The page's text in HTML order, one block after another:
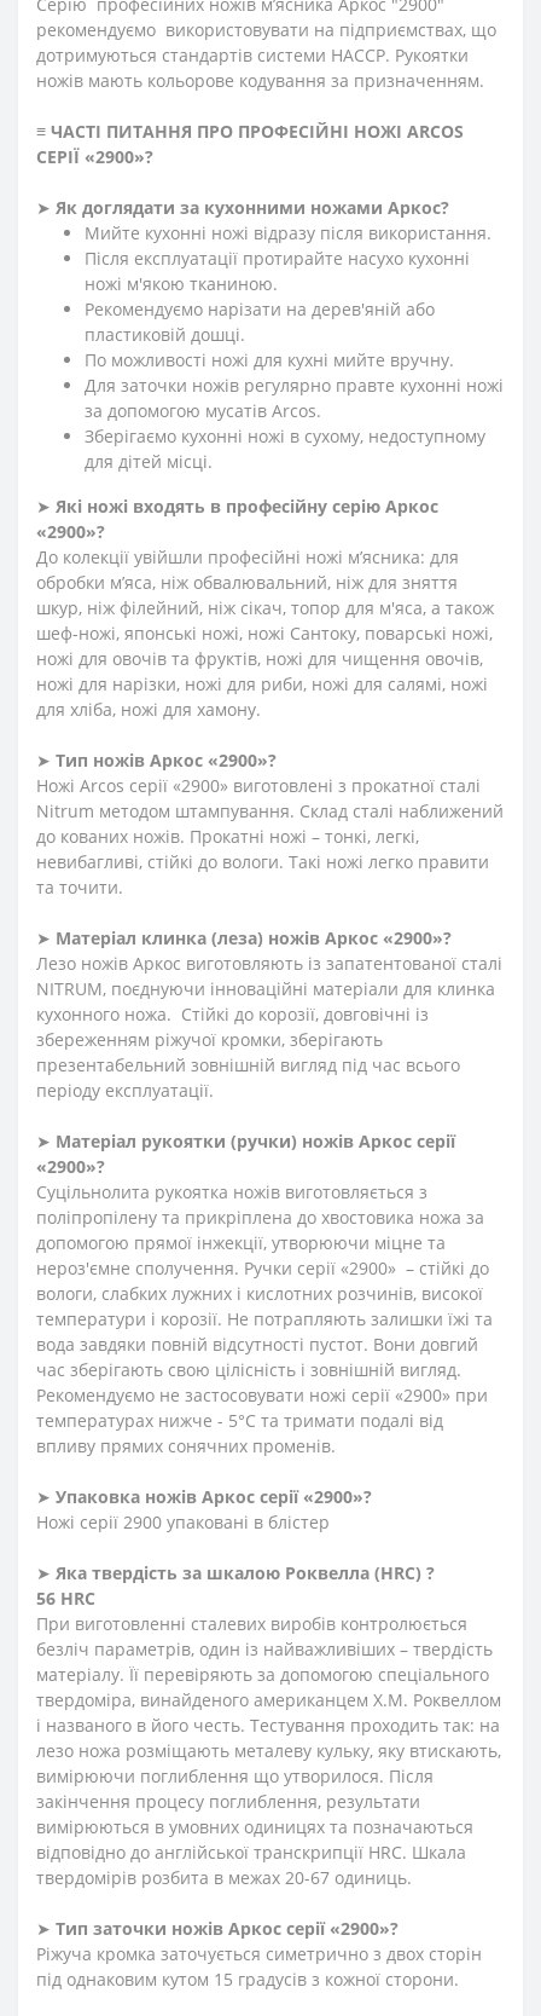
рекомендуємо використовувати на підприємствах, що
дотримуються стандартів системи HACCP. Рукоятки
ножів мають кольорове кодування за призначенням.
≡ ЧАСТІ ПИТАННЯ ПРО ПРОФЕСІЙНІ НОЖІ ARCOS
СЕРІЇ «2900»?
➤ Як доглядати за кухонними ножами Аркос?
Мийте кухонні ножі відразу після використання.
Після експлуатації протирайте насухо кухонні
ножі м'якою тканиною.
Рекомендуємо нарізати на дерев'яній або
пластиковій дошці.
По можливості ножі для кухні мийте вручну.
Для заточки ножів регулярно правте кухонні ножі
за допомогою мусатів Arcos.
Зберігаємо кухонні ножі в сухому, недоступному
для дітей місці.
➤ Які ножі входять в професійну серію Аркос
«2900»?
До колекції увійшли професійні ножі м’ясника: для
обробки м’яса, ніж обвалювальний, ніж для зняття
шкур, ніж філейний, ніж сікач, топор для м'яса, а також
шеф-ножі, японські ножі, ножі Сантоку, поварські ножі,
ножі для овочів та фруктів, ножі для чищення овочів,
ножі для нарізки, ножі для риби, ножі для салямі, ножі
для хліба, ножі для хамону.
➤ Тип ножів Аркос «2900»?
Ножі Arcos серії «2900» виготовлені з прокатної сталі
Nitrum методом штампування. Склад сталі наближений
до кованих ножів. Прокатні ножі – тонкі, легкі,
невибагливі, стійкі до вологи. Такі ножі легко правити
та точити.
➤ Матеріал клинка (леза) ножів Аркос «2900»?
Лезо ножів Аркос виготовляють із запатентованої сталі
NITRUM, поєднуючи інноваційні матеріали для клинка
кухонного ножа. Стійкі до корозії, довговічні із
збереженням ріжучої кромки, зберігають
презентабельний зовнішній вигляд під час всього
періоду експлуатації.
➤ Матеріал рукоятки (ручки) ножів Аркос серії
«2900»?
Суцільнолита рукоятка ножів виготовляється з
поліпропілену та прикріплена до хвостовика ножа за
допомогою прямої інжекції, утворюючи міцне та
нероз'ємне сполучення. Ручки серії «2900» – стійкі до
вологи, слабких лужних і кислотних розчинів, високої
температури і корозії. Не потрапляють залишки їжі та
вода завдяки повній відсутності пустот. Вони довгий
час зберігають свою цілісність і зовнішній вигляд.
Рекомендуємо не застосовувати ножі серії «2900» при
температурах нижче - 5°С та тримати подалі від
впливу прямих сонячних променів.
➤ Упаковка ножів Аркос серії «2900»?
Ножі серії 2900 упаковані в блістер
➤ Яка твердість за шкалою Роквелла (HRC) ?
56 HRC
При виготовленні сталевих виробів контролюється
безліч параметрів, один із найважливіших – твердість
матеріалу. Її перевіряють за допомогою спеціального
твердоміра, винайденого американцем Х.М. Роквеллом
і названого в його честь. Тестування проходить так: на
лезо ножа розміщають металеву кульку, яку втискають,
вимірюючи поглиблення що утворилося. Після
закінчення процесу поглиблення, результати
вимірюються в умовних одиницях та позначаються
відповідно до англійської транскрипції HRC. Шкала
твердомірів розбита в межах 20-67 одиниць.
➤ Тип заточки ножів Аркос серії «2900»?
Ріжуча кромка заточується симетрично з двох сторін
під однаковим кутом 15 градусів з кожної сторони.